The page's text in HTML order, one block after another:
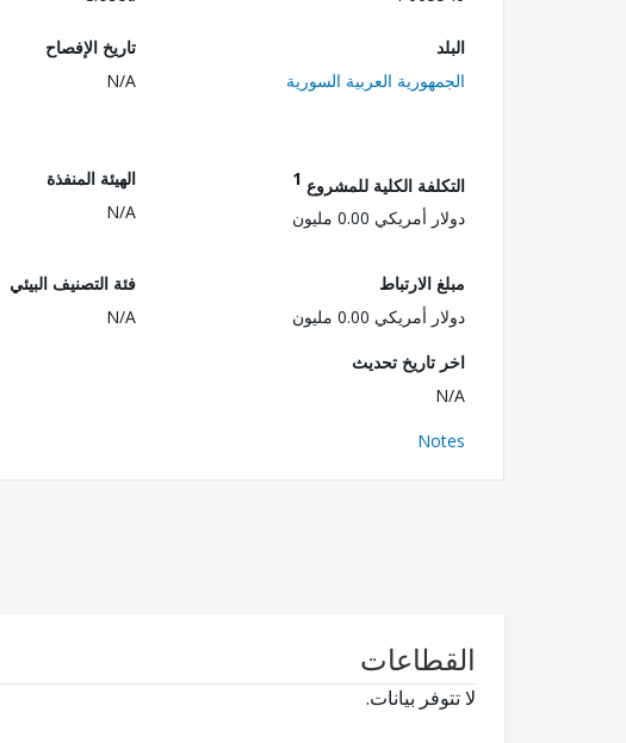
البلد
الجمهورية العربية السورية
تاريخ الإفصاح
N/A
التكلفة الكلية للمشروع 1
دولار أمريكي 0.00 مليون
الهيئة المنفذة
N/A
مبلغ الارتباط
دولار أمريكي 0.00 مليون
فئة التصنيف البيئي
N/A
اخر تاريخ تحديث
N/A
Notes
القطاعات
لا تتوفر بيانات.